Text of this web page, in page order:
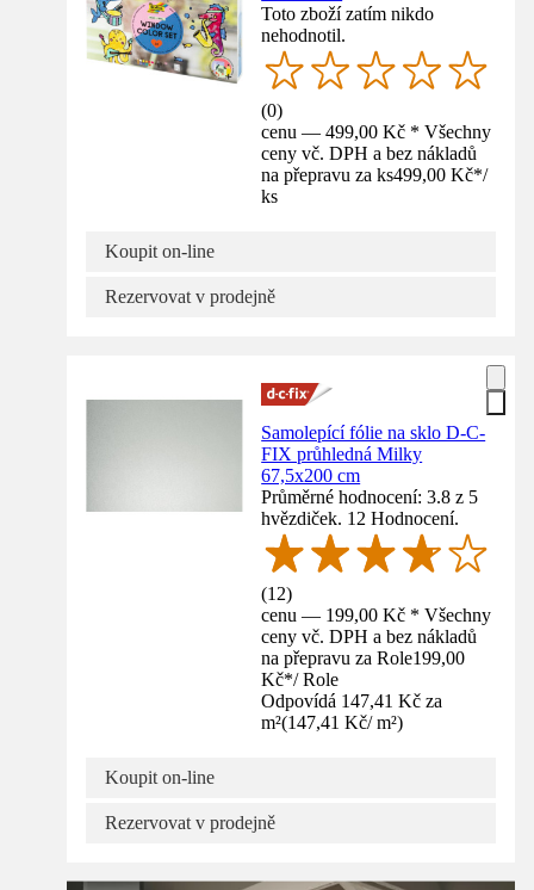
Toto zboží zatím nikdo
nehodnotil.
(0)
cenu — 499,00 Kč * Všechny
ceny vč. DPH a bez nákladů
na přepravu za ks499,00 Kč*/
ks
Koupit on-line
Rezervovat v prodejně
Samolepící fólie na sklo D-C-
FIX průhledná Milky
67,5x200 cm
Průměrné hodnocení: 3.8 z 5
hvězdiček. 12 Hodnocení.
(12)
cenu — 199,00 Kč * Všechny
ceny vč. DPH a bez nákladů
na přepravu za Role199,00
Kč*/ Role
Odpovídá 147,41 Kč za
m²(147,41 Kč/ m²)
Koupit on-line
Rezervovat v prodejně